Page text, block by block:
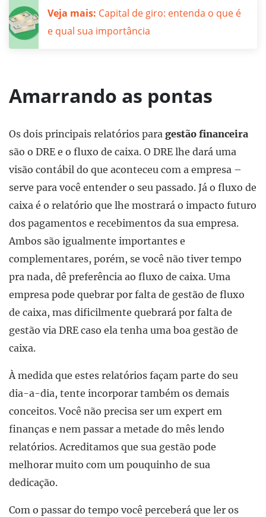
Veja mais: Capital de giro: entenda o que é
e qual sua importância
Amarrando as pontas
Os dois principais relatórios para gestão financeira
são o DRE e o fluxo de caixa. O DRE lhe dará uma
visão contábil do que aconteceu com a empresa –
serve para você entender o seu passado. Já o fluxo de
caixa é o relatório que lhe mostrará o impacto futuro
dos pagamentos e recebimentos da sua empresa.
Ambos são igualmente importantes e
complementares, porém, se você não tiver tempo
pra nada, dê preferência ao fluxo de caixa. Uma
empresa pode quebrar por falta de gestão de fluxo
de caixa, mas dificilmente quebrará por falta de
gestão via DRE caso ela tenha uma boa gestão de
caixa.
À medida que estes relatórios façam parte do seu
dia-a-dia, tente incorporar também os demais
conceitos. Você não precisa ser um expert em
finanças e nem passar a metade do mês lendo
relatórios. Acreditamos que sua gestão pode
melhorar muito com um pouquinho de sua
dedicação.
Com o passar do tempo você perceberá que ler os